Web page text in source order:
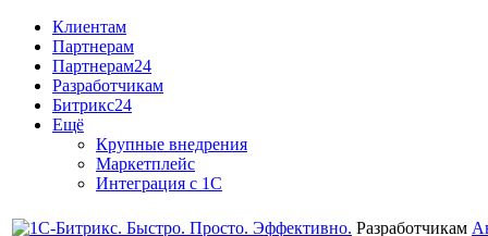
Клиентам
Партнерам
Партнерам24
Разработчикам
Битрикс24
Ещё
Крупные внедрения
Маркетплейс
Интеграция с 1С
Разработчикам